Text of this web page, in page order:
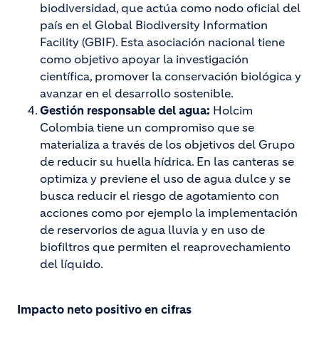
biodiversidad, que actúa como nodo oficial del
país en el Global Biodiversity Information
Facility (GBIF). Esta asociación nacional tiene
como objetivo apoyar la investigación
científica, promover la conservación biológica y
avanzar en el desarrollo sostenible.
Gestión responsable del agua: Holcim
Colombia tiene un compromiso que se
materializa a través de los objetivos del Grupo
de reducir su huella hídrica. En las canteras se
optimiza y previene el uso de agua dulce y se
busca reducir el riesgo de agotamiento con
acciones como por ejemplo la implementación
de reservorios de agua lluvia y en uso de
biofiltros que permiten el reaprovechamiento
del líquido.
Impacto neto positivo en cifras